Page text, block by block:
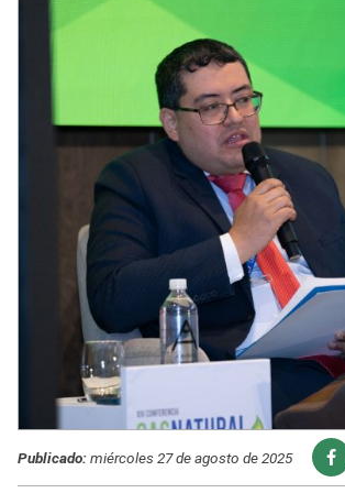
Publicado:miércoles 27 de agosto de 2025